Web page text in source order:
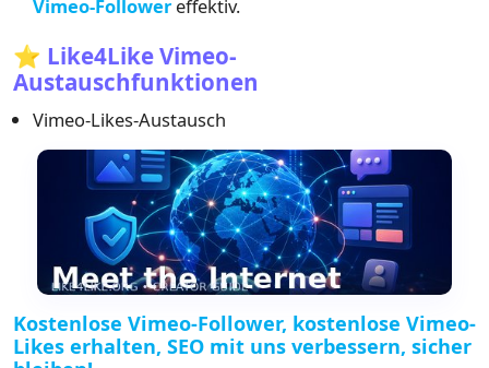
Vimeo-Follower effektiv.
⭐ Like4Like Vimeo-
Austauschfunktionen
Vimeo-Likes-Austausch
Kostenlose Vimeo-Follower, kostenlose Vimeo-
Likes erhalten, SEO mit uns verbessern, sicher